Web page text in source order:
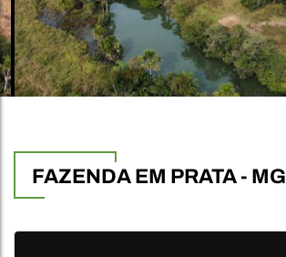
FAZENDA EM PRATA - MG